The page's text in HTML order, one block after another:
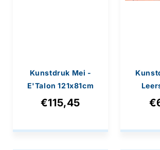
Kunstdruk Mei -
E'Talon 121x81cm
€115,45